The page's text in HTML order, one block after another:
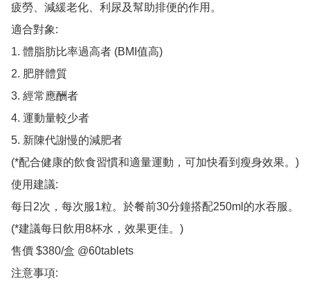
疲勞、減緩老化、利尿及幫助排便的作用。
適合對象:
1. 體脂肪比率過高者 (BMI值高)
2. 肥胖體質
3. 經常應酬者
4. 運動量較少者
5. 新陳代謝慢的減肥者
(*配合健康的飲食習慣和適量運動，可加快看到瘦身效果。)
使用建議:
每日2次，每次服1粒。於餐前30分鐘搭配250ml的水吞服。
(*建議每日飲用8杯水，效果更佳。)
售價 $380/盒 @60tablets
注意事項: